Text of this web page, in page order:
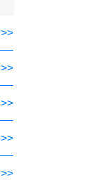
>>
>>
>>
>>
>>